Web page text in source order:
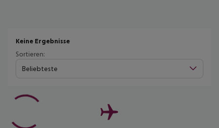
Keine Ergebnisse
Sortieren:
Beliebteste